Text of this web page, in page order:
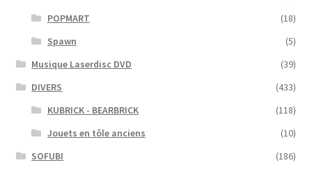
POPMART
(18)
Spawn
(5)
Musique Laserdisc DVD
(39)
DIVERS
(433)
KUBRICK - BEARBRICK
(118)
Jouets en tôle anciens
(10)
SOFUBI
(186)